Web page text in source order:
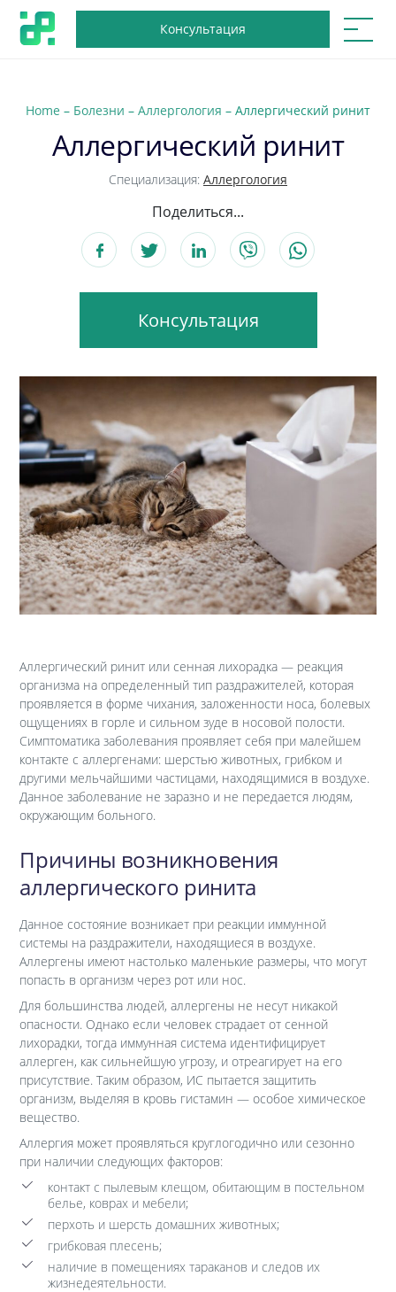
Консультация
Home – Болезни – Аллергология – Аллергический ринит
Аллергический ринит
Специализация: Аллергология
Поделиться...
Консультация
Аллергический ринит или сенная лихорадка — реакция
организма на определенный тип раздражителей, которая
проявляется в форме чихания, заложенности носа, болевых
ощущениях в горле и сильном зуде в носовой полости.
Симптоматика заболевания проявляет себя при малейшем
контакте с аллергенами: шерстью животных, грибком и
другими мельчайшими частицами, находящимися в воздухе.
Данное заболевание не заразно и не передается людям,
окружающим больного.
Причины возникновения
аллергического ринита
Данное состояние возникает при реакции иммунной
системы на раздражители, находящиеся в воздухе.
Аллергены имеют настолько маленькие размеры, что могут
попасть в организм через рот или нос.
Для большинства людей, аллергены не несут никакой
опасности. Однако если человек страдает от сенной
лихорадки, тогда иммунная система идентифицирует
аллерген, как сильнейшую угрозу, и отреагирует на его
присутствие. Таким образом, ИС пытается защитить
организм, выделяя в кровь гистамин — особое химическое
вещество.
Аллергия может проявляться круглогодично или сезонно
при наличии следующих факторов:
контакт с пылевым клещом, обитающим в постельном
белье, коврах и мебели;
перхоть и шерсть домашних животных;
грибковая плесень;
наличие в помещениях тараканов и следов их
жизнедеятельности.